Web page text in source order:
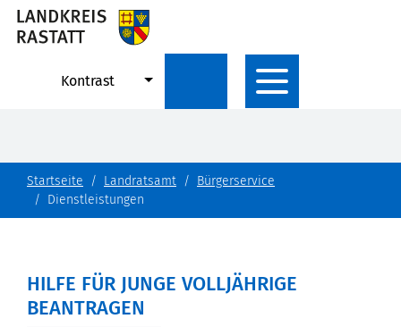
Kontrast
Startseite Landratsamt
Bürgerservice
Dienstleistungen
HILFE FÜR JUNGE VOLLJÄHRIGE
BEANTRAGEN